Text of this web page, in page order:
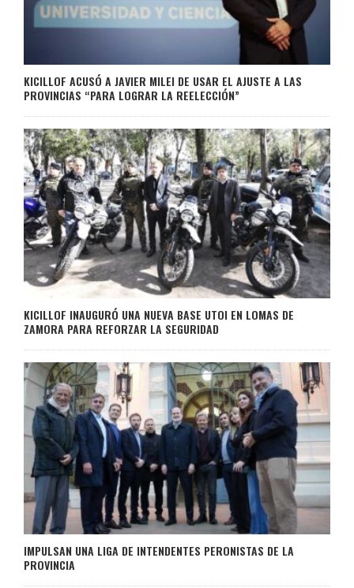
KICILLOF ACUSÓ A JAVIER MILEI DE USAR EL AJUSTE A LAS
PROVINCIAS “PARA LOGRAR LA REELECCIÓN”
KICILLOF INAUGURÓ UNA NUEVA BASE UTOI EN LOMAS DE
ZAMORA PARA REFORZAR LA SEGURIDAD
IMPULSAN UNA LIGA DE INTENDENTES PERONISTAS DE LA
PROVINCIA